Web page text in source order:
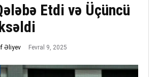
Etdi və Üçüncü
Əliyev Fevral 9, 2025